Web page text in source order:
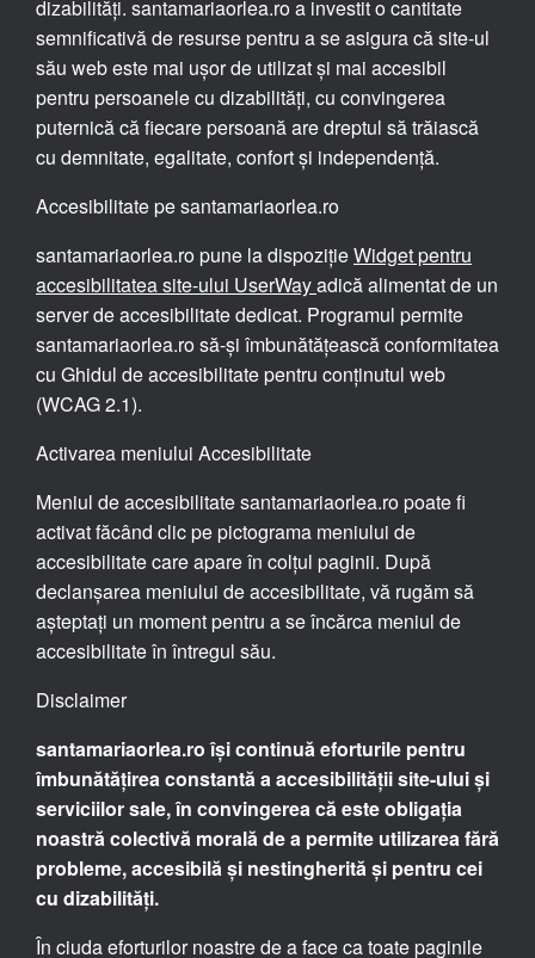
dizabilități. santamariaorlea.ro a investit o cantitate
semnificativă de resurse pentru a se asigura că site-ul
său web este mai ușor de utilizat și mai accesibil
pentru persoanele cu dizabilități, cu convingerea
puternică că fiecare persoană are dreptul să trăiască
cu demnitate, egalitate, confort și independență.
Accesibilitate pe santamariaorlea.ro
santamariaorlea.ro pune la dispozițieWidget pentru
accesibilitatea site-ului UserWayadică alimentat de un
server de accesibilitate dedicat. Programul permite
santamariaorlea.ro să-și îmbunătățească conformitatea
cu Ghidul de accesibilitate pentru conținutul web
(WCAG 2.1).
Activarea meniului Accesibilitate
Meniul de accesibilitate santamariaorlea.ro poate fi
activat făcând clic pe pictograma meniului de
accesibilitate care apare în colțul paginii. După
declanșarea meniului de accesibilitate, vă rugăm să
așteptați un moment pentru a se încărca meniul de
accesibilitate în întregul său.
Disclaimer
santamariaorlea.ro își continuă eforturile pentru
îmbunătățirea constantă a accesibilității site-ului și
serviciilor sale, în convingerea că este obligația
noastră colectivă morală de a permite utilizarea fără
probleme, accesibilă și nestingherită și pentru cei
cu dizabilități.
În ciuda eforturilor noastre de a face ca toate paginile